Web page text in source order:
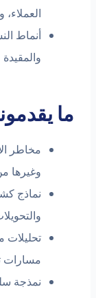
أنماط
ما
مخاطر
وغيرها
نماذج
تحليلات
مسارات
نمذجة